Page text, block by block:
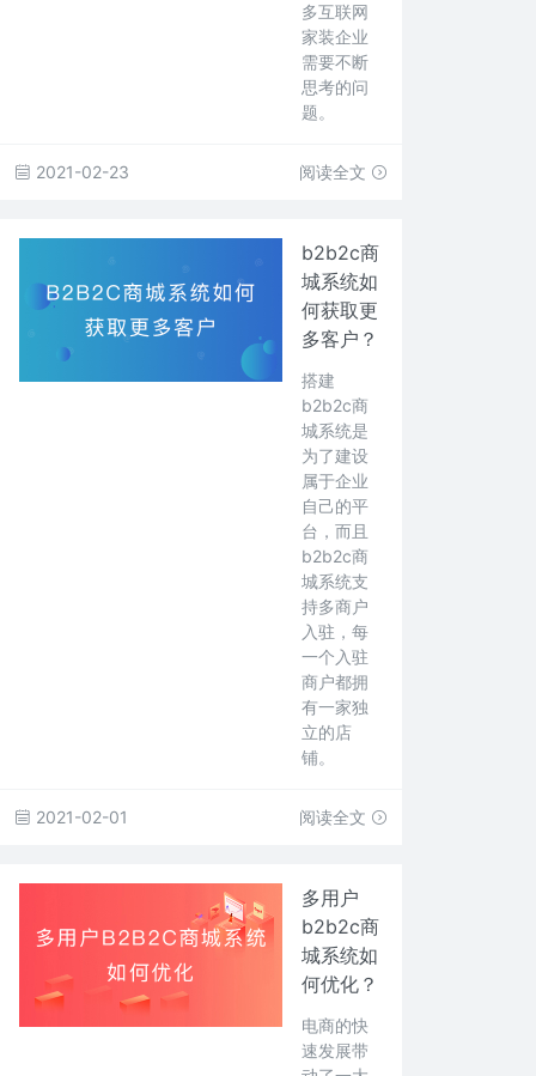
多互联网
家装企业
需要不断
思考的问
题。
2021-02-23 阅读全文
b2b2c商
城系统如
何获取更
多客户？
搭建
b2b2c商
城系统是
为了建设
属于企业
自己的平
台，而且
b2b2c商
城系统支
持多商户
入驻，每
一个入驻
商户都拥
有一家独
立的店
铺。
2021-02-01 阅读全文
多用户
b2b2c商
城系统如
何优化？
电商的快
速发展带